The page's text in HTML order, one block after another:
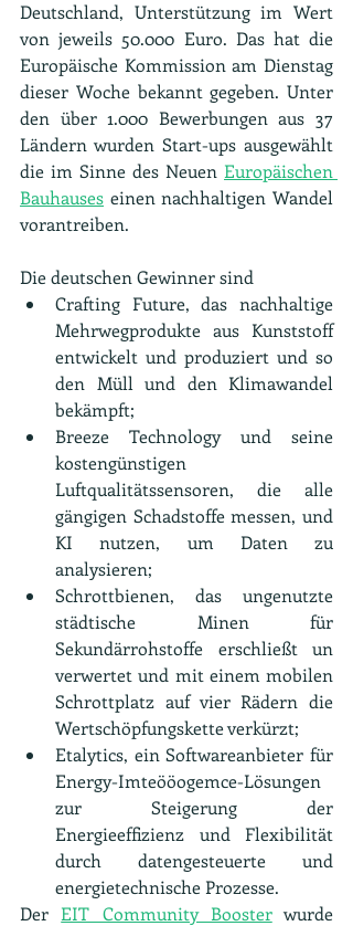
Deutschland, Unterstützung im Wert
von jeweils 50.000 Euro. Das hat die
Europäische Kommission am Dienstag
dieser Woche bekannt gegeben. Unter
den über 1.000 Bewerbungen aus 37
Ländern wurden Start-ups ausgewählt
die im Sinne des Neuen Europäischen
Bauhauses einen nachhaltigen Wandel
vorantreiben.
Die deutschen Gewinner sind
Crafting Future, das nachhaltige
Mehrwegprodukte aus Kunststoff
entwickelt und produziert und so
den Müll und den Klimawandel
bekämpft;
Breeze Technology und seine
kostengünstigen
Luftqualitätssensoren, die alle
gängigen Schadstoffe messen, und
KI nutzen, um Daten zu
analysieren;
Schrottbienen, das ungenutzte
städtische Minen für
Sekundärrohstoffe erschließt un
verwertet und mit einem mobilen
Schrottplatz auf vier Rädern die
Wertschöpfungskette verkürzt;
Etalytics, ein Softwareanbieter für
Energy-Imteööogemce-Lösungen
zur Steigerung der
Energieeffizienz und Flexibilität
durch datengesteuerte und
energietechnische Prozesse.
Der EIT Community Booster wurde